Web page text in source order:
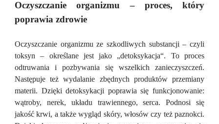
Oczyszczanie organizmu – proces, który
poprawia zdrowie
Oczyszczanie organizmu ze szkodliwych substancji – czyli
toksyn – określane jest jako „detoksykacja“. To proces
odtruwania i pozbywania się wszelkich zanieczyszczeń.
Następuje też wydalanie zbędnych produktów przemiany
materii. Dzięki detoksykacji poprawia się funkcjonowanie:
wątroby, nerek, układu trawiennego, serca. Podnosi się
jakość krwi, a także wygląd skóry, włosów czy też paznokci.